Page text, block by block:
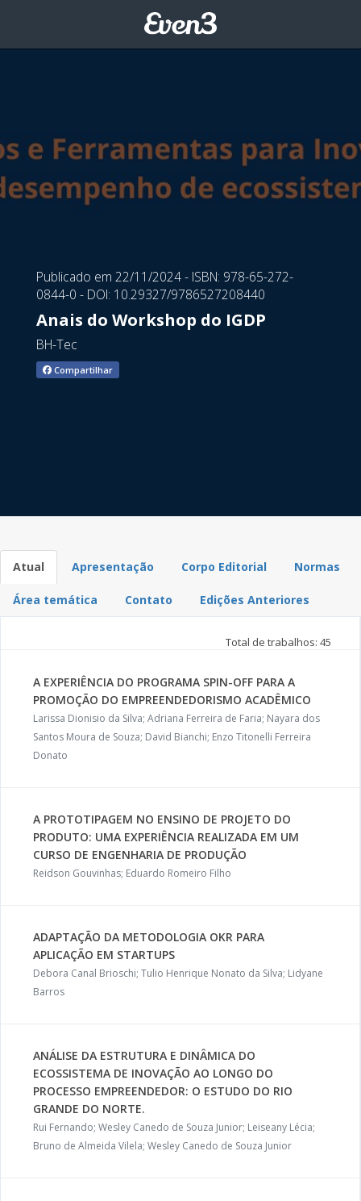
Publicado em 22/11/2024- ISBN: 978-65-272-
0844-0 - DOI: 10.29327/9786527208440
Anais do Workshop do IGDP
BH-Tec
Compartilhar
Atual Apresentação Corpo Editorial Normas
Área temática Contato Edições Anteriores
Total de trabalhos: 45
A EXPERIÊNCIA DO PROGRAMA SPIN-OFF PARA A
PROMOÇÃO DO EMPREENDEDORISMO ACADÊMICO
Larissa Dionisio da Silva; Adriana Ferreira de Faria; Nayara dos
Santos Moura de Souza; David Bianchi; Enzo Titonelli Ferreira
Donato
A PROTOTIPAGEM NO ENSINO DE PROJETO DO
PRODUTO: UMA EXPERIÊNCIA REALIZADA EM UM
CURSO DE ENGENHARIA DE PRODUÇÃO
Reidson Gouvinhas; Eduardo Romeiro Filho
ADAPTAÇÃO DA METODOLOGIA OKR PARA
APLICAÇÃO EM STARTUPS
Debora Canal Brioschi; Tulio Henrique Nonato da Silva; Lidyane
Barros
ANÁLISE DA ESTRUTURA E DINÂMICA DO
ECOSSISTEMA DE INOVAÇÃO AO LONGO DO
PROCESSO EMPREENDEDOR: O ESTUDO DO RIO
GRANDE DO NORTE.
Rui Fernando; Wesley Canedo de Souza Junior; Leiseany Lécia;
Bruno de Almeida Vilela; Wesley Canedo de Souza Junior